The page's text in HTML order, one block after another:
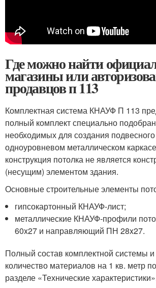
Где можно найти
магазины или
продавцов п 113
Комплектная система КНАУФ П 113
полный комплект специально
необходимых для создания
одноуровневом металлическом
конструкция потолка не является
(несущим) элементом здания.
Основные строительные элементы
гипсокартонный КНАУФ-лист;
металлические КНАУФ-профили
60x27 и направляющий ПН 28x27.
Полный состав комплектной системы
количество материалов на 1 кв. метр
разделе «Технические